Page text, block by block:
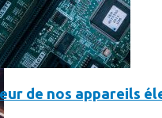
de nos appareils